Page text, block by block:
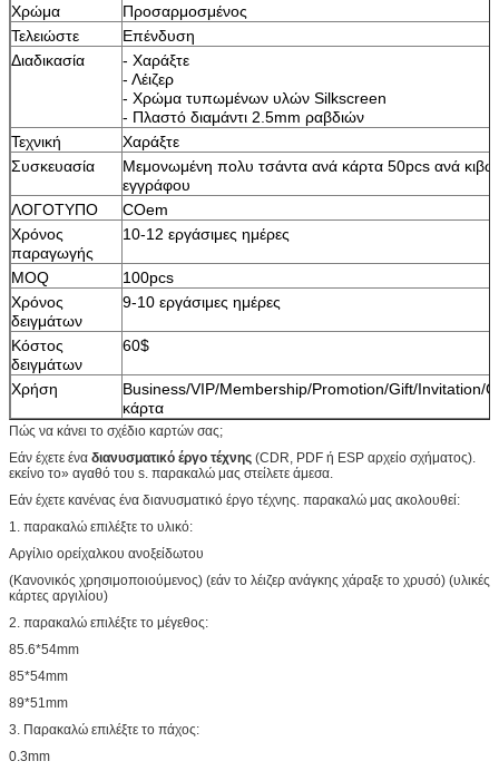
Χρώμα
Προσαρμοσμένος
Τελειώστε
Επένδυση
Διαδικασία
- Χαράξτε
- Λέιζερ
- Χρώμα τυπωμένων υλών Silkscreen
- Πλαστό διαμάντι 2.5mm ραβδιών
Τεχνική
Χαράξτε
Συσκευασία
Μεμονωμένη πολυ τσάντα ανά κάρτα 50pcs ανά
εγγράφου
ΛΟΓΟΤΥΠΟ
COem
Χρόνος
παραγωγής
10-12 εργάσιμες ημέρες
MOQ
100pcs
Χρόνος
δειγμάτων
9-10 εργάσιμες ημέρες
Κόστος
δειγμάτων
60$
Χρήση
Business/VIP/Membership/Promotion/Gift/Invitation/
κάρτα
Πώς να κάνει το σχέδιο καρτών σας;
Εάν έχετε ένα διανυσματικό έργο τέχνης (CDR, PDF ή ESP αρχείο σχήματος).
εκείνο το» αγαθό του s. παρακαλώ μας στείλετε άμεσα.
Εάν έχετε κανένας ένα διανυσματικό έργο τέχνης. παρακαλώ μας ακολουθεί:
1. παρακαλώ επιλέξτε το υλικό:
Αργίλιο ορείχαλκου ανοξείδωτου
(Κανονικός χρησιμοποιούμενος) (εάν το λέιζερ ανάγκης χάραξε το χρυσό) (υλικές
κάρτες αργιλίου)
2. παρακαλώ επιλέξτε το μέγεθος:
85.6*54mm
85*54mm
89*51mm
3. Παρακαλώ επιλέξτε το πάχος:
0.3mm